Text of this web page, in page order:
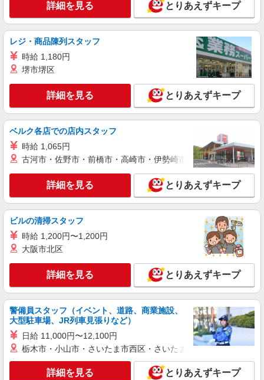
詳細を見る とりあえずキープ
レジ・商品陳列スタッフ
時給 1,180円
堺市堺区
詳細を見る とりあえずキープ
ベルク各店での店内スタッフ
時給 1,065円
古河市・佐野市・前橋市・高崎市・伊勢崎市・太田市・館林市
詳細を見る とりあえずキープ
ビルの清掃スタッフ
時給 1,200円〜1,200円
大阪市北区
詳細を見る とりあえずキープ
警備員スタッフ（イベント、道路、商業施設、
大型駐車場、JR列車見張りなど）
日給 11,000円〜12,100円
栃木市・小山市・さいたま市西区・さいたま市岩槻区・久喜市・
詳細を見る とりあえずキープ